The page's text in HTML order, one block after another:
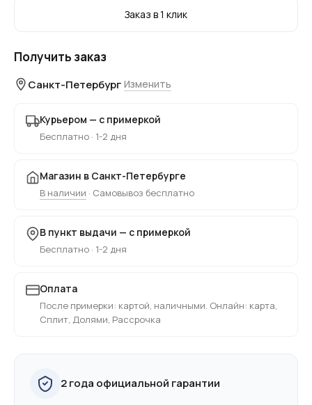
Заказ в 1 клик
Получить заказ
Санкт-Петербург Изменить
Курьером — с примеркой
Бесплатно · 1-2 дня
Магазин в Санкт-Петербурге
В наличии · Самовывоз бесплатно
В пункт выдачи — с примеркой
Бесплатно · 1-2 дня
Оплата
После примерки: картой, наличными. Онлайн: карта,
Сплит, Долями, Рассрочка
2 года официальной гарантии